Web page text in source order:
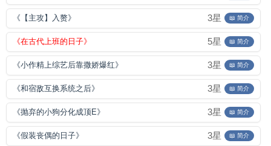
《【主攻】入赘》 3星 📖 简介
《在古代上班的日子》 5星 📖 简介
《小作精上综艺后靠撒娇爆红》 3星 📖 简介
《和宿敌互换系统之后》 3星 📖 简介
《抛弃的小狗分化成顶E》 3星 📖 简介
《假装丧偶的日子》 3星 📖 简介